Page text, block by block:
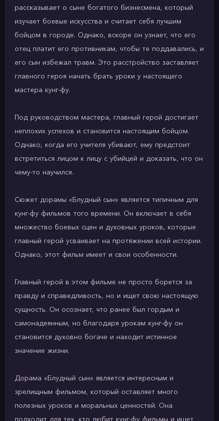
рассказывает о сыне богатого бизнесмена, который
изучает боевые искусства и считает себя лучшим
бойцом в городе. Однако, вскоре он узнает, что его
отец платит его противникам, чтобы те поддавались, и
его сын избежал травм. Это расстройство заставляет
главного героя начать брать уроки у настоящего
мастера кунг-фу.
Под руководством мастера, главный герой достигает
неплохих успехов и становится настоящим бойцом.
Однако, когда его учителя убивают, ему предстоит
встретиться лицом к лицу с убийцей и доказать, что он
чему-то научился.
Сюжет дорамы «Блудный сын» является типичным для
кунг-фу фильмов того времени. Он включает в себя
множество боевых сцен и духовных уроков, которые
главный герой усваивает на протяжении всей истории.
Однако, этот фильм имеет и свои особенности.
Главный герой в этом фильме не просто борется за
правду и справедливость, но и ищет свою настоящую
сущность. Он осознает, что ранее был гордым и
самонадеянным, но благодаря урокам кунг-фу он
становится духовно богаче и находит истинное
значение жизни.
Дорама «Блудный сын» является интересным и
зрелищным фильмом, который оставляет много
полезных уроков и моральных ценностей. Она
подходит для тех, кто любит кунг-фу фильмы и ищет